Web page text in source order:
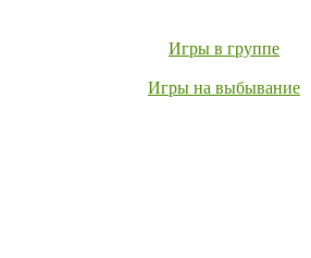
Игры в группе
Игры на выбывание